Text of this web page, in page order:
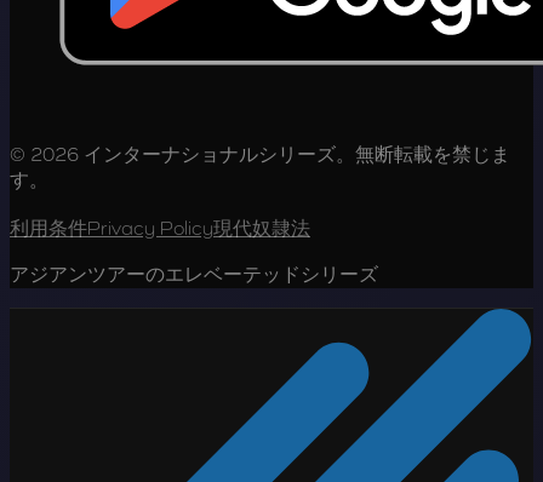
© 2026 インターナショナルシリーズ。無断転載を禁じま
す。
利用条件Privacy Policy現代奴隷法
アジアンツアーのエレベーテッドシリーズ